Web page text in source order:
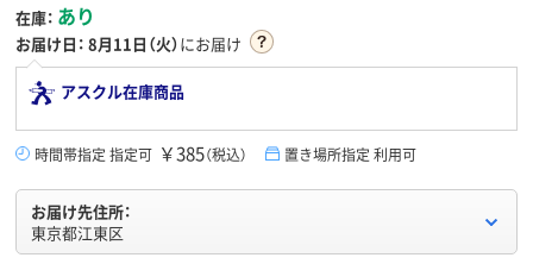
在庫： あり
お届け日： 8月11日（火）にお届け
アスクル在庫商品
時間帯指定 指定可 ￥385（税込） 置き場所指定 利用可
お届け先住所：
東京都江東区